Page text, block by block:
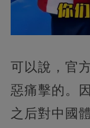
可以說，官
惡痛擊的。
之后對中國